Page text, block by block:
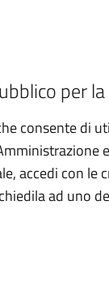
per
consente di
accedi con le
ad uno